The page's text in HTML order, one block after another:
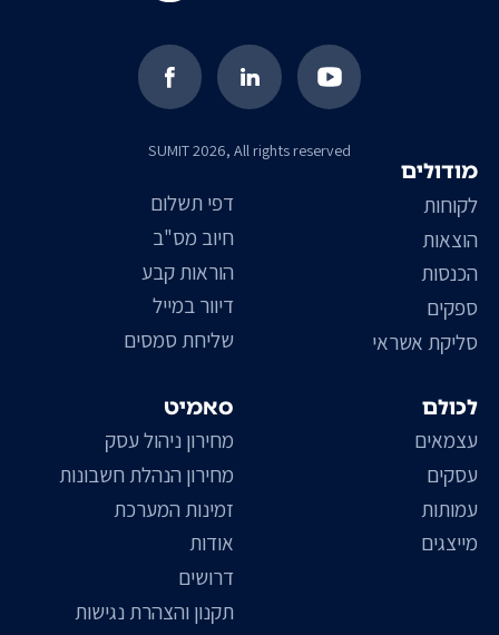
SUMIT 2026, All rights reserved
סאמיט
מחירון ניהול עסק
מחירון הנהלת חשבונות
זמינות המערכת
אודות
דרושים
תקנון והצהרת נגישות
דפי תשלום
חיוב מס"ב
הוראות קבע
דיוור במייל
שליחת סמסים
מודולים
לקוחות
הוצאות
הכנסות
ספקים
סליקת אשראי
לכולם
עצמאים
עסקים
עמותות
מייצגים